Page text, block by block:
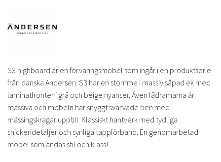
S3 highboard är en förvaringsmöbel som ingår i en produktserie
från danska Andersen. S3 har en stomme i massiv såpad ek med
laminatfronter i grå och beige nyanser. Även lådramarna är
massiva och möbeln har snyggt svarvade ben med
mässingskragar upptill. Klassiskt hantverk med tydliga
snickeridetaljer och synliga tappförband. En genomarbetad
möbel som andas stil och klass!